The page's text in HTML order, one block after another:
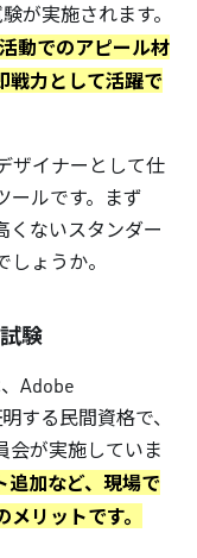
が実施されます。
動でのアピール材
戦力として活躍で
ザイナーとして仕
ールです。まず
くないスタンダー
ょうか。
験
Adobe
する民間資格で、
会が実施していま
追加など、現場で
リットです。